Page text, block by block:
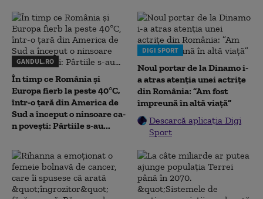
GANDUL.RO
În timp ce România și
Europa fierb la peste 40°C,
într-o țară din America de
Sud a început o ninsoare ca-
n povești: Pârtiile s-au...
DIGI SPORT
Noul portar de la Dinamo i-
a atras atenția unei actrițe
din România: ”Am fost
împreună în altă viață”
Descarcă aplicația Digi
Sport